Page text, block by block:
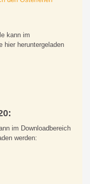
kann im
hier heruntergeladen
im Downloadbereich
werden: